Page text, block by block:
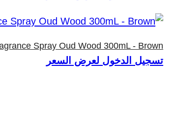
Spray Oud Wood 300mL - Brown
تسجيل الدخول لعرض السعر